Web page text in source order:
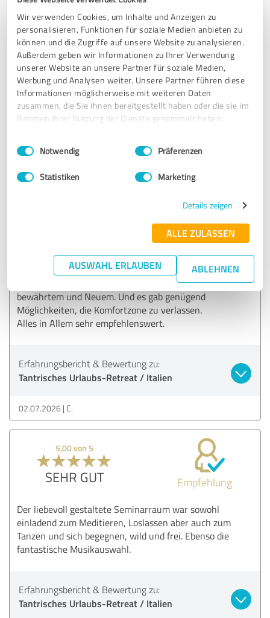
Wir verwenden Cookies, um Inhalte und Anzeigen zu
personalisieren, Funktionen für soziale Medien anbieten zu
können und die Zugriffe auf unsere Website zu analysieren.
Außerdem geben wir Informationen zu Ihrer Verwendung
unserer Website an unsere Partner für soziale Medien,
Werbung und Analysen weiter. Unsere Partner führen diese
Informationen möglicherweise mit weiteren Daten
zusammen, die Sie ihnen bereitgestellt haben oder die sie im
Rahmen Ihrer Nutzung der Dienste gesammelt haben.
Impressum Datenschutzbestimmungen
Einwilligungsauswahl
Notwendig Präferenzen
Statistiken Marketing
Details zeigen
ALLE ZULASSEN
AUSWAHL ERLAUBEN ABLEHNEN
Ein extrem wertvolles Seminar für die persönliche
Weiterentwicklung welches von Pravahi und Tom mit viel
fundiertem Wissen, Erfahrung und genauso viel
Authentizität und Herzlichkeit geleitet wird. Vielen Dank
nochmal!
Erfahrungsbericht & Bewertung zu:
Tantrisches Urlaubs-Retreat / Italien
03.07.2026 M.
Empfehlung
Es war mal wieder eine wunderschöne Urlaubswoche am
Lago d'Orta. Dieses mal mit einer relativ kleinen Gruppe
(20 T/N). Das Programm war eine Mischung aus alt-
bewährtem und Neuem. Und es gab genügend
Möglichkeiten, die Komfortzone zu verlassen.
Alles in Allem sehr empfehlenswert.
Erfahrungsbericht & Bewertung zu:
Tantrisches Urlaubs-Retreat / Italien
02.07.2026 C.
5,00 von 5
SEHR GUT Empfehlung
Der liebevoll gestaltete Seminarraum war sowohl
einladend zum Meditieren, Loslassen aber auch zum
Tanzen und sich begegnen, wild und frei. Ebenso die
fantastische Musikauswahl.
Erfahrungsbericht & Bewertung zu:
Tantrisches Urlaubs-Retreat / Italien